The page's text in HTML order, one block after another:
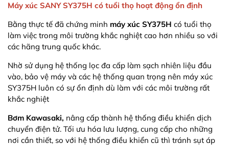
Máy xúc SANY SY375H có tuổi thọ hoạt động ổn định
Bằng thực tế đã chứng minh máy xúc SY375H có tuổi thọ
làm việc trong môi trường khắc nghiệt cao hơn nhiều so với
các hãng trung quốc khác.
Nhờ sử dụng hệ thống lọc đa cấp làm sạch nhiên liệu đầu
vào, bảo vệ máy và các hệ thống quan trọng nên máy xúc
SY375H luôn có sự ổn định dù làm với các môi trường rất
khắc nghiệt
Bơm Kawasaki, nâng cấp thành hệ thống điều khiển dịch
chuyển điện tử. Tối ưu hóa lưu lượng, cung cấp cho những
nơi cần thiết, so với hệ thống điều khiển cũ thì tránh sụt áp